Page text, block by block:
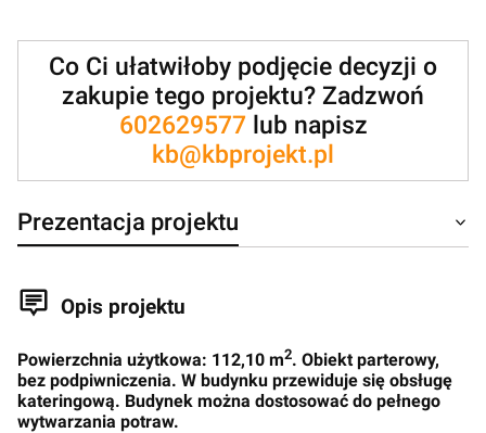
Co Ci ułatwiłoby podjęcie decyzji o
zakupie tego projektu? Zadzwoń
602629577lub napisz
kb@kbprojekt.pl
Prezentacja projektu
Opis projektu
Powierzchnia użytkowa: 112,10 m2. Obiekt parterowy,
bez podpiwniczenia. W budynku przewiduje się obsługę
kateringową. Budynek można dostosować do pełnego
wytwarzania potraw.